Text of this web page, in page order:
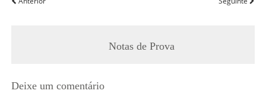
Notas de Prova
Deixe um comentário